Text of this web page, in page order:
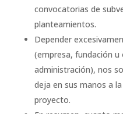
convocatorias de
planteamientos.
Depender
(empresa, fundación u
administración), nos
deja en sus manos a
proyecto.